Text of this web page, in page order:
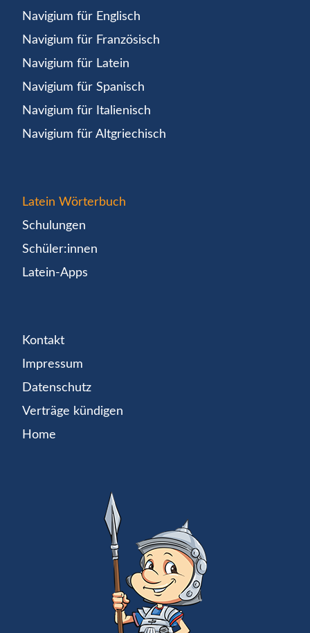
Navigium für Englisch
Navigium für Französisch
Navigium für Latein
Navigium für Spanisch
Navigium für Italienisch
Navigium für Altgriechisch
Latein Wörterbuch
Schulungen
Schüler:innen
Latein-Apps
Kontakt
Impressum
Datenschutz
Verträge kündigen
Home